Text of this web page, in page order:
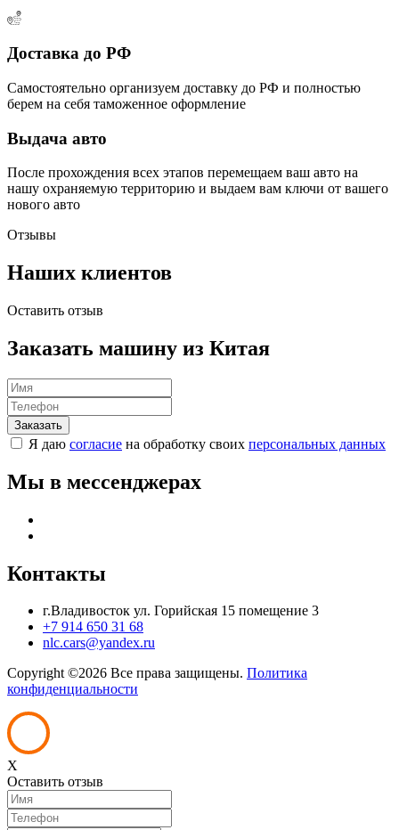
Доставка до РФ
Самостоятельно организуем доставку до РФ и полностью
берем на себя таможенное оформление
Выдача авто
После прохождения всех этапов перемещаем ваш авто на
нашу охраняемую территорию и выдаем вам ключи от вашего
нового авто
Отзывы
Наших клиентов
Оставить отзыв
Заказать машину из Китая
Я даю согласие на обработку своих персональных данных
Мы в мессенджерах
Контакты
г.Владивосток ул. Горийская 15 помещение 3
+7 914 650 31 68
nlc.cars@yandex.ru
Copyright ©2026 Все права защищены. Политика
конфиденциальности
X
Оставить отзыв